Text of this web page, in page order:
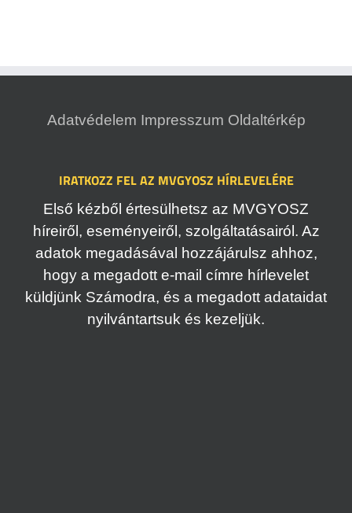
Adatvédelem Impresszum Oldaltérkép
IRATKOZZ FEL AZ MVGYOSZ HÍRLEVELÉRE
Első kézből értesülhetsz az MVGYOSZ
híreiről, eseményeiről, szolgáltatásairól. Az
adatok megadásával hozzájárulsz ahhoz,
hogy a megadott e-mail címre hírlevelet
küldjünk Számodra, és a megadott adataidat
nyilvántartsuk és kezeljük.